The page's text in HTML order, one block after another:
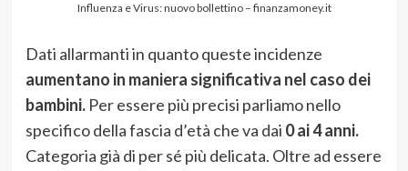
Influenza e Virus: nuovo bollettino – finanzamoney.it
Dati allarmanti in quanto queste incidenze
aumentano in maniera significativa nel caso dei
bambini.Per essere più precisi parliamo nello
specifico della fascia d’età che va dai 0 ai 4 anni.
Categoria già di per sé più delicata. Oltre ad essere